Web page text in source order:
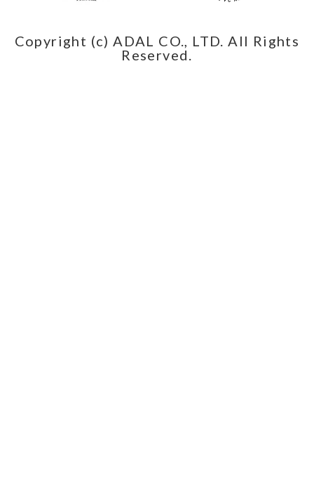
Copyright (c) ADAL CO., LTD. All Rights
Reserved.